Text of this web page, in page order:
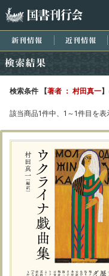
新刊情報 近
検索条件 【著者 ： 村田真一
該当商品1件中、1～1件目を表